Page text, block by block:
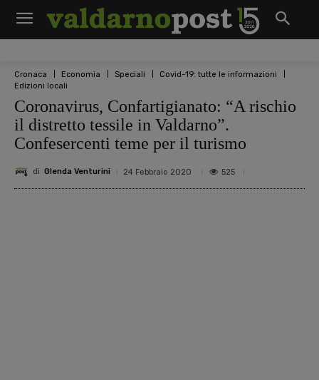
Cronaca Economia Speciali
Covid-19: tutte le informazioni
Edizioni locali
Coronavirus, Confartigianato: “A rischio
il distretto tessile in Valdarno”.
Confesercenti teme per il turismo
di Glenda Venturini 24 Febbraio 2020 525